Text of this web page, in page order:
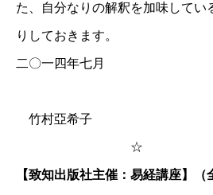
た、自分なりの解釈を加味してい
りしておきます。
二〇一四年七月
竹村亞希子
☆
【致知出版社主催：易経講座】（